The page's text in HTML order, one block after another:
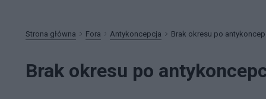
Strona główna Fora Antykoncepcja Brak okresu po
Brak okresu po